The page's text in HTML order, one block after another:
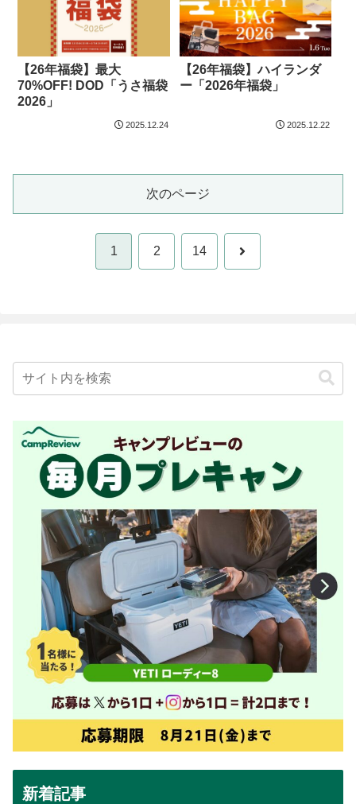
【26年福袋】最大
70%OFF! DOD「うさ福袋
2026」
2025.12.24
【26年福袋】ハイランダ
ー「2026年福袋」
2025.12.22
次のページ
1 2 14 次
新着記事